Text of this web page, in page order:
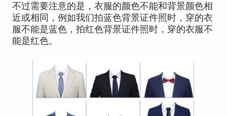
不过需要注意的是，衣服的颜色不能和背景颜色相
近或相同，例如我们拍蓝色背景证件照时，穿的衣
服不能是蓝色，拍红色背景证件照时，穿的衣服不
能是红色。